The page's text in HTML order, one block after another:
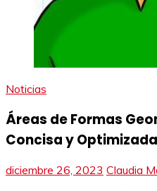
Noticias
Áreas de Formas
Concisa y Optimizada
diciembre 26, 2023 Claudia